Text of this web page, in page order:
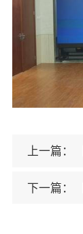
上一篇：
下一篇：